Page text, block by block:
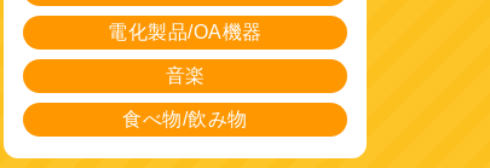
電化製品/OA機器
音楽
食べ物/飲み物